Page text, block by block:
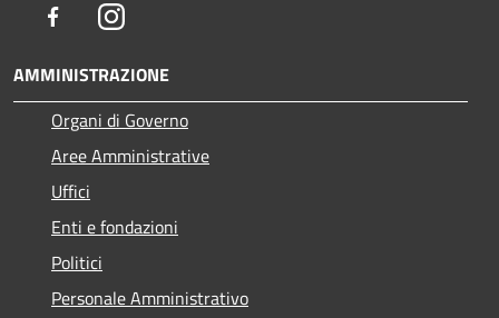
FacebookInstagram
AMMINISTRAZIONE
Organi di Governo
Aree Amministrative
Uffici
Enti e fondazioni
Politici
Personale Amministrativo